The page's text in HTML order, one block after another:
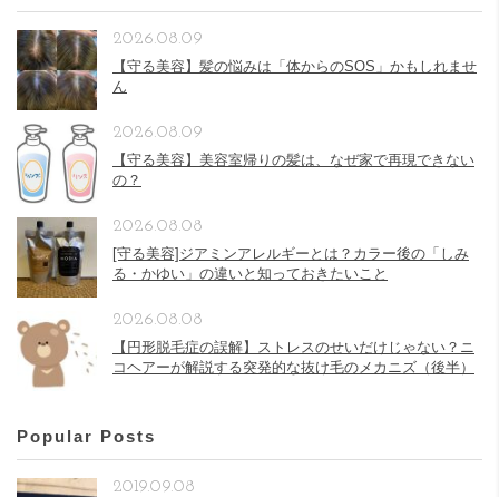
【守る美容】髪の悩みは「体からのSOS」かもしれませ
ん
2026.08.09
【守る美容】美容室帰りの髪は、なぜ家で再現できない
の？
2026.08.09
[守る美容]ジアミンアレルギーとは？カラー後の「しみ
る・かゆい」の違いと知っておきたいこと
2026.08.08
【円形脱毛症の誤解】ストレスのせいだけじゃない？ニ
コヘアーが解説する突発的な抜け毛のメカニズ（後半）
2026.08.08
Popular Posts
2019.09.08